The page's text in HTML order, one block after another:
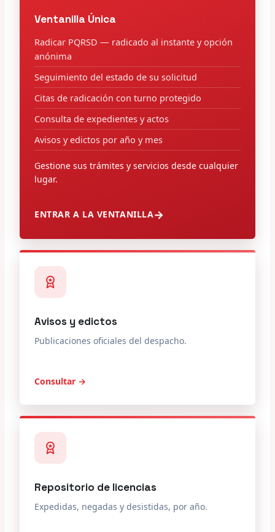
Ventanilla Única
Radicar PQRSD — radicado al instante y opción
anónima
Seguimiento del estado de su solicitud
Citas de radicación con turno protegido
Consulta de expedientes y actos
Avisos y edictos por año y mes
Gestione sus trámites y servicios desde cualquier
lugar.
ENTRAR A LA VENTANILLA
Avisos y edictos
Publicaciones oficiales del despacho.
Consultar →
Repositorio de licencias
Expedidas, negadas y desistidas, por año.